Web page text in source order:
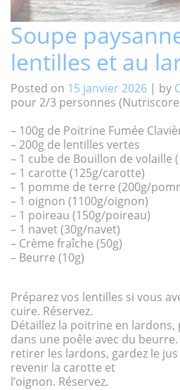
Soupe
lentilles et au
Posted on 15 janvier 2026 | by
pour 2/3 personnes (Nutriscore
– 100g de Poitrine Fumée
– 200g de lentilles vertes
– 1 cube de Bouillon de volaille
– 1 carotte (125g/carotte)
– 1 pomme de terre (200g/
– 1 oignon (1100g/oignon)
– 1 poireau (150g/poireau)
– 1 navet (30g/navet)
– Crème fraîche (50g)
– Beurre (10g)
Préparez vos lentilles si vous
cuire. Réservez.
Détaillez la poitrine en
dans une poêle avec du
retirer les lardons, gardez le
revenir la carotte et
l’oignon. Réservez.